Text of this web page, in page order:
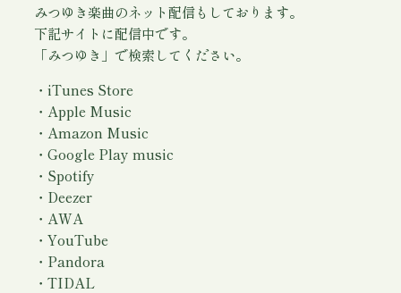
/
み
つ
ゆ
き
個
みつゆき楽曲のネット配信もしております。
下記サイトに配信中です。
「みつゆき」で検索してください。
・iTunes Store
・Apple Music
・Amazon Music
・Google Play music
・Spotify
・Deezer
・AWA
・YouTube
・Pandora
・TIDAL